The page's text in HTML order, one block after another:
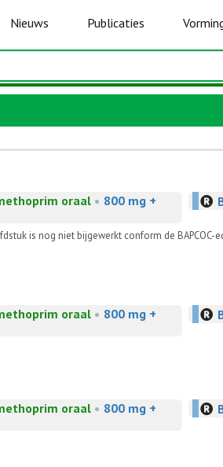
Nieuws Publicaties
oraal• 800 mg +
is nog niet bijgewerkt conform de BAPCOC-
oraal• 800 mg +
oraal• 800 mg +